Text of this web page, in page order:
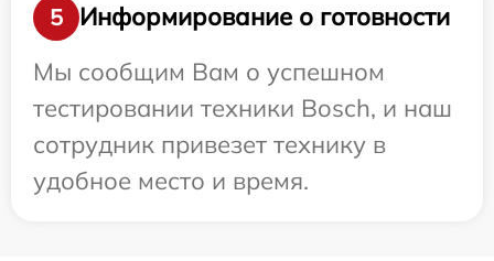
5
Информирование о готовности
Мы сообщим Вам о успешном
тестировании техники Bosch, и наш
сотрудник привезет технику в
удобное место и время.